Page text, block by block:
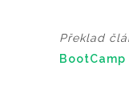
Překlad
BootCamp